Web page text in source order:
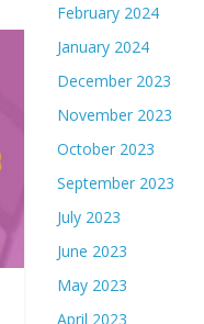
February 2024
January 2024
December 2023
November 2023
October 2023
September 2023
July 2023
June 2023
May 2023
April 2023